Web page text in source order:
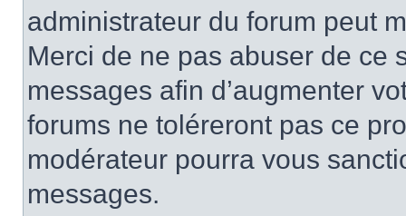
administrateur du forum peut
Merci de ne pas abuser de ce
messages afin d’augmenter
forums ne toléreront pas ce
modérateur pourra vous
messages.